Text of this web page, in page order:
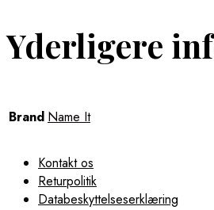
Yderligere
Brand Name It
Kontakt os
Returpolitik
Databeskyttelseserklæring